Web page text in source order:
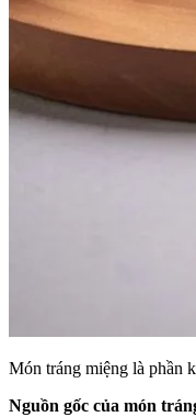
Món tráng miệng là phần
Nguồn gốc của món